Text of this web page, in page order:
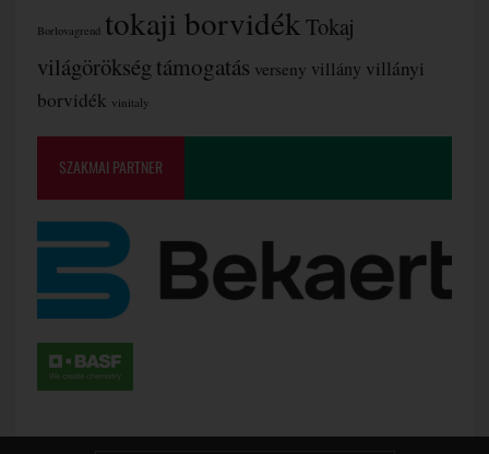
Borlovagrend tokaji borvidékTokaj
világörökségtámogatás verseny villány villányi
borvidék vinitaly
SZAKMAI PARTNER